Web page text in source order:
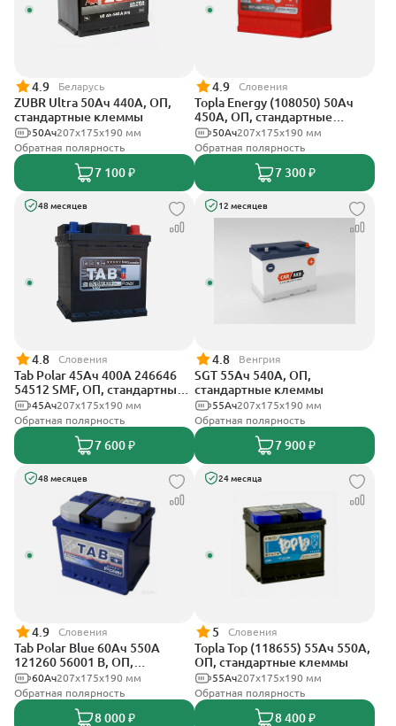
4.9 Беларусь
ZUBR Ultra 50Ач 440А, ОП,
стандартные клеммы
207x175x190 мм
50Ач
Обратная полярность
7 100 ₽
4.9 Словения
Topla Energy (108050) 50Ач
450А, ОП, стандартные
клеммы207x175x190 мм
50Ач
Обратная полярность
7 300 ₽
48 месяцев
4.8 Словения
Tab Polar 45Ач 400А 246646
54512 SMF, ОП, стандартные
клеммы207x175x190 мм
45Ач
Обратная полярность
7 600 ₽
12 месяцев
4.8 Венгрия
SGT 55Ач 540А, ОП,
стандартные клеммы
207x175x190 мм
55Ач
Обратная полярность
7 900 ₽
48 месяцев
4.9 Словения
Tab Polar Blue 60Ач 550А
121260 56001 B, ОП,
стандартные клеммы
207x175x190 мм
60Ач
Обратная полярность
8 000 ₽
24 месяца
5 Словения
Topla Top (118655) 55Ач 550А,
ОП, стандартные клеммы
207x175x190 мм
55Ач
Обратная полярность
8 400 ₽